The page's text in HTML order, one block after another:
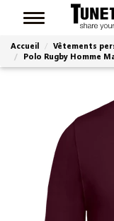
Accueil Vêtements
Polo Rugby Homme